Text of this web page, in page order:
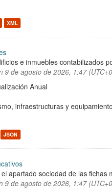
XML
e inmuebles contabilizados
9 de agosto de 2026, 1:47
Anual
infraestructuras y
JSON
apartado sociedad de las fichas
9 de agosto de 2026, 1:47